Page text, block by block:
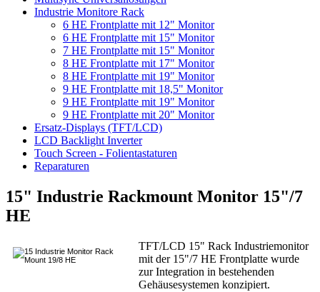
Industrie Monitore Rack
6 HE Frontplatte mit 12" Monitor
6 HE Frontplatte mit 15" Monitor
7 HE Frontplatte mit 15" Monitor
8 HE Frontplatte mit 17" Monitor
8 HE Frontplatte mit 19" Monitor
9 HE Frontplatte mit 18,5" Monitor
9 HE Frontplatte mit 19" Monitor
9 HE Frontplatte mit 20" Monitor
Ersatz-Displays (TFT/LCD)
LCD Backlight Inverter
Touch Screen - Folientastaturen
Reparaturen
15" Industrie Rackmount Monitor 15"/7
HE
TFT/LCD 15" Rack Industriemonitor
mit der 15"/7 HE Frontplatte wurde
zur Integration in bestehenden
Gehäusesystemen konzipiert.